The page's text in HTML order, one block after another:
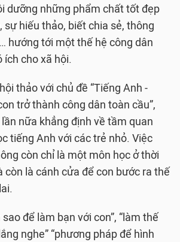
dưỡng những phẩm chất tốt đẹp
sự hiếu thảo, biết chia sẻ, thông
hướng tới một thế hệ công dân
ích cho xã hội.
thảo với chủ đề “Tiếng Anh -
trở thành công dân toàn cầu”,
nữa khẳng định về tầm quan
tiếng Anh với các trẻ nhỏ. Việc
còn chỉ là một môn học ở thời
còn là cánh cửa để con bước ra thế
để làm bạn với con”, “làm thế
nghe” “phương pháp để hình